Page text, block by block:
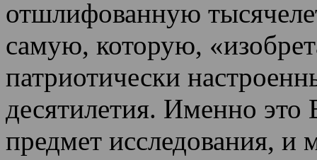
отшлифованную
самую, которую,
патриотически
десятилетия. Именно это
предмет исследования, и